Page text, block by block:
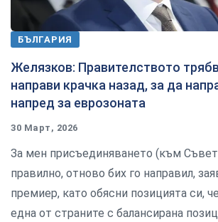
БЪЛГАРИЯ
Желязков: Правителството
направи крачка назад, за да
напред за еврозоната
30 Март, 2026
За мен присъединяването (към
правилно, отново бих го направил,
премиер, като обясни позицията си,
една от страните с балансирана